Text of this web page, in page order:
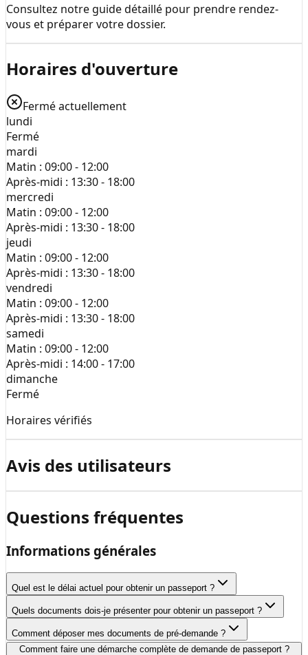
Consultez notre guide détaillé pour prendre rendez-
vous et préparer votre dossier.
Horaires d'ouverture
Fermé actuellement
lundi
Fermé
mardi
Matin : 09:00 - 12:00
Après-midi : 13:30 - 18:00
mercredi
Matin : 09:00 - 12:00
Après-midi : 13:30 - 18:00
jeudi
Matin : 09:00 - 12:00
Après-midi : 13:30 - 18:00
vendredi
Matin : 09:00 - 12:00
Après-midi : 13:30 - 18:00
samedi
Matin : 09:00 - 12:00
Après-midi : 14:00 - 17:00
dimanche
Fermé
Horaires vérifiés
Avis des utilisateurs
Questions fréquentes
Informations générales
Quel est le délai actuel pour obtenir un passeport ?
Quels documents dois-je présenter pour obtenir un passeport ?
Comment déposer mes documents de pré-demande ?
Comment faire une démarche complète de demande de passeport ?